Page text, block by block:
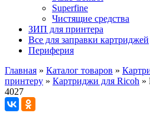
Superfine
Чистящие средства
ЗИП для принтера
Все для заправки картриджей
Периферия
Главная » Каталог товаров »
принтеру » Картриджи для Ricoh »
4027